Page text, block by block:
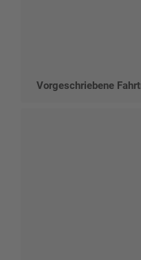
Vorgeschriebene